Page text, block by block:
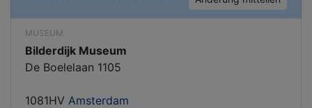
MUSEUM
Bilderdijk Museum
De Boelelaan 1105
1081HV Amsterdam